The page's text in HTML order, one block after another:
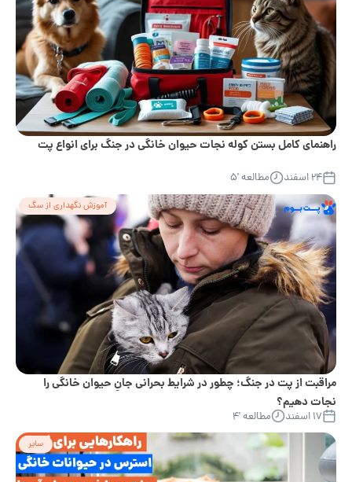
راهنمای کامل بستن کوله نجات حیوان خانگی در جنگ برای انواع پت
۲۴ اسفند مطالعه '۵
آموزش نگهداری از سگ
مراقبت از پت در جنگ؛ چطور در شرایط بحرانی جانِ حیوان خانگی را
نجات دهیم؟
۱۷ اسفند مطالعه '۴
سایر